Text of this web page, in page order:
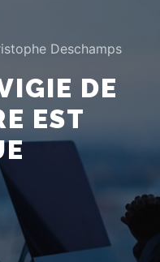
Deschamps
DE
EST